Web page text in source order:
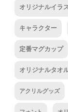
オリジナルイラ
キャラクター
定番マグカップ
オリジナルタオ
アクリルグッズ